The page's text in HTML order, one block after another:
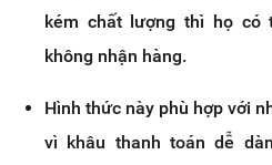
kém chất lượng thì họ có
không nhận hàng.
Hình thức này phù hợp với
vì khâu thanh toán dễ